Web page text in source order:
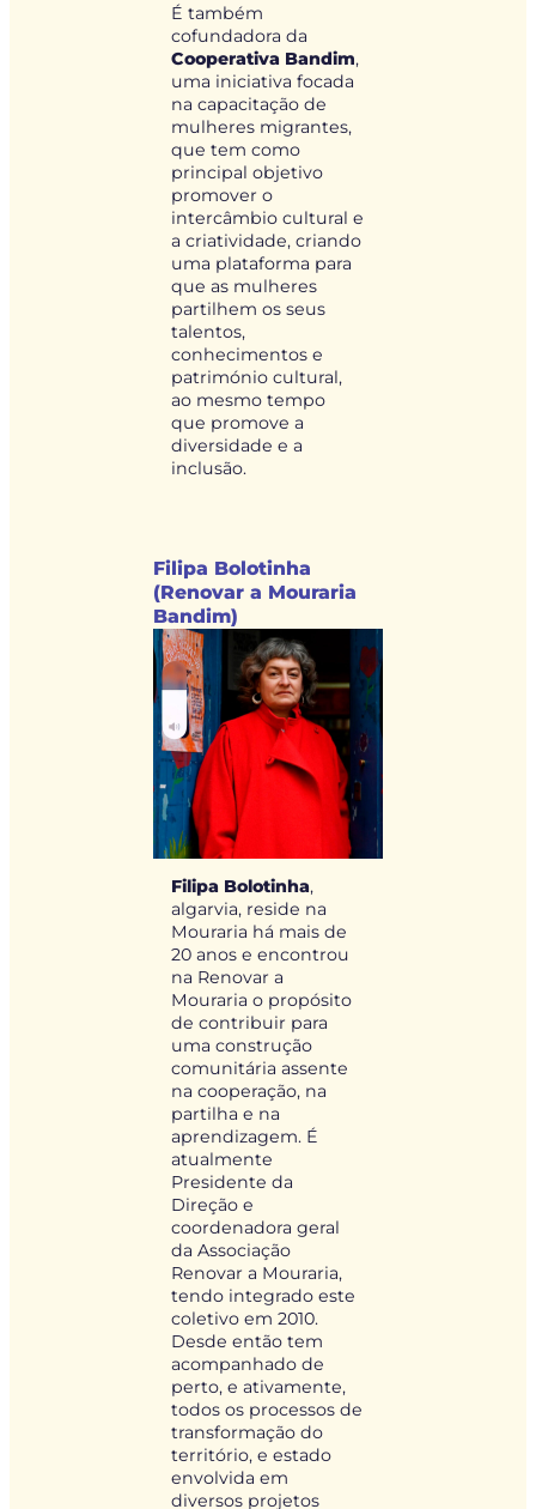
É também
cofundadora da
Cooperativa Bandim,
uma iniciativa focada
na capacitação de
mulheres migrantes,
que tem como
principal objetivo
promover o
intercâmbio cultural e
a criatividade, criando
uma plataforma para
que as mulheres
partilhem os seus
talentos,
conhecimentos e
património cultural,
ao mesmo tempo
que promove a
diversidade e a
inclusão.
Filipa Bolotinha
(Renovar a Mouraria
Bandim)
Filipa Bolotinha,
algarvia, reside na
Mouraria há mais de
20 anos e encontrou
na Renovar a
Mouraria o propósito
de contribuir para
uma construção
comunitária assente
na cooperação, na
partilha e na
aprendizagem. É
atualmente
Presidente da
Direção e
coordenadora geral
da Associação
Renovar a Mouraria,
tendo integrado este
coletivo em 2010.
Desde então tem
acompanhado de
perto, e ativamente,
todos os processos de
transformação do
território, e estado
envolvida em
diversos projetos